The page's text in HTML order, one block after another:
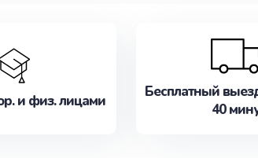
и физ. лицами
Бесплатный
40